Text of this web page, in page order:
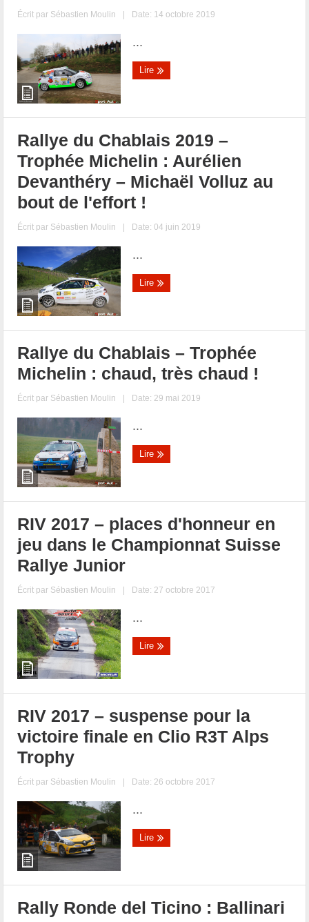
Écrit par Sébastien Moulin | Date: 14 octobre 2019
...
Lire
Rallye du Chablais 2019 –
Trophée Michelin : Aurélien
Devanthéry – Michaël Volluz au
bout de l'effort !
Écrit par Sébastien Moulin | Date: 04 juin 2019
...
Lire
Rallye du Chablais – Trophée
Michelin : chaud, très chaud !
Écrit par Sébastien Moulin | Date: 29 mai 2019
...
Lire
RIV 2017 – places d'honneur en
jeu dans le Championnat Suisse
Rallye Junior
Écrit par Sébastien Moulin | Date: 27 octobre 2017
...
Lire
RIV 2017 – suspense pour la
victoire finale en Clio R3T Alps
Trophy
Écrit par Sébastien Moulin | Date: 26 octobre 2017
...
Lire
Rally Ronde del Ticino : Ballinari